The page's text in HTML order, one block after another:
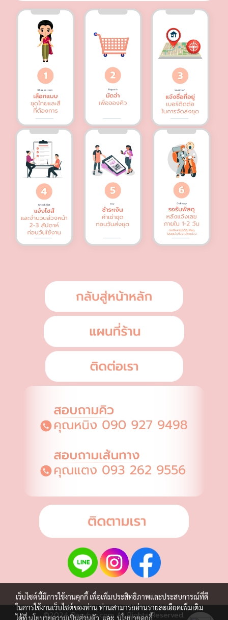
©2024 Panyhar.com All Rights Reserved.
เว็บไซต์นี้มีการใช้งานคุกกี้ เพื่อเพิ่มประสิทธิภาพและประสบการณ์ที่ดี
ในการใช้งานเว็บไซต์ของท่าน ท่านสามารถอ่านรายละเอียดเพิ่มเติม
ได้ที่นโยบายความเป็นส่วนตัวและ นโยบายคุกกี้